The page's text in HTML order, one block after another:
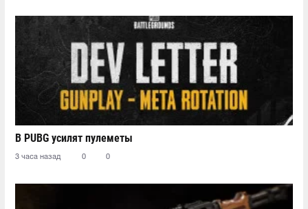
В PUBG усилят пулеметы
3 часа назад 0 0